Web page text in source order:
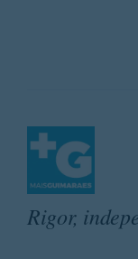
Rigor,